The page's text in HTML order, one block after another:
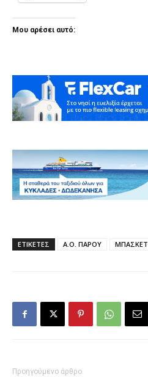
Μου αρέσει αυτό:
ΕΤΙΚΕΤΕΣ Α.Ο. ΠΑΡΟΥ ΜΠΑΣΚΕΤ
Προηγούμενο άρθρο